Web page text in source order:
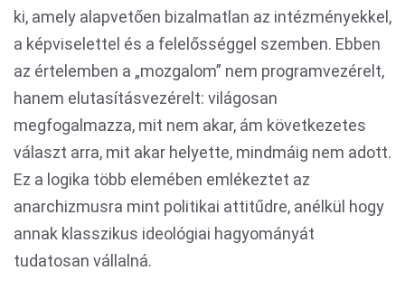
ki, amely alapvetően bizalmatlan az intézményekkel,
a képviselettel és a felelősséggel szemben. Ebben
az értelemben a „mozgalom” nem programvezérelt,
hanem elutasításvezérelt: világosan
megfogalmazza, mit nem akar, ám következetes
választ arra, mit akar helyette, mindmáig nem adott.
Ez a logika több elemében emlékeztet az
anarchizmusra mint politikai attitűdre, anélkül hogy
annak klasszikus ideológiai hagyományát
tudatosan vállalná.